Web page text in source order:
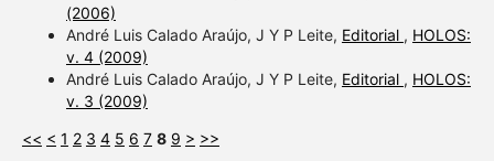
(2006)
André Luis Calado Araújo, J Y P Leite, Editorial , HOLOS:
v. 4 (2009)
André Luis Calado Araújo, J Y P Leite, Editorial , HOLOS:
v. 3 (2009)
<< < 1 2 3 4 5 6 7 8 9 > >>